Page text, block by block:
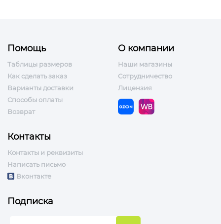
Помощь
Таблицы размеров
Как сделать заказ
Варианты доставки
Способы оплаты
Возврат
О компании
Наши магазины
Сотрудничество
Лицензия
Контакты
Контакты и реквизиты
Написать письмо
Вконтакте
Подписка